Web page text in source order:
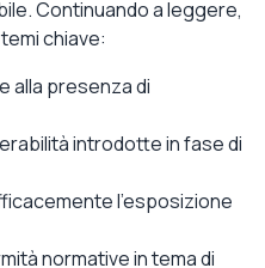
Continuando a leggere,
chiave:
alla presenza di
introdotte in fase di
l’esposizione
normative in tema di